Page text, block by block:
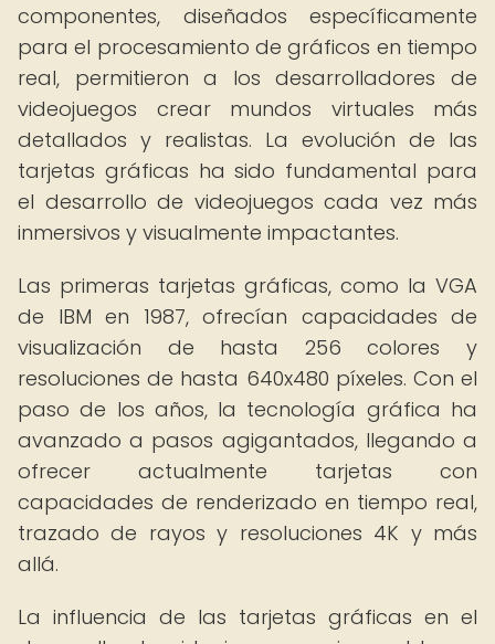
componentes, diseñados específicamente
para el procesamiento de gráficos en tiempo
real, permitieron a los desarrolladores de
videojuegos crear mundos virtuales más
detallados y realistas. La evolución de las
tarjetas gráficas ha sido fundamental para
el desarrollo de videojuegos cada vez más
inmersivos y visualmente impactantes.
Las primeras tarjetas gráficas, como la VGA
de IBM en 1987, ofrecían capacidades de
visualización de hasta 256 colores y
resoluciones de hasta 640x480 píxeles. Con el
paso de los años, la tecnología gráfica ha
avanzado a pasos agigantados, llegando a
ofrecer actualmente tarjetas con
capacidades de renderizado en tiempo real,
trazado de rayos y resoluciones 4K y más
allá.
La influencia de las tarjetas gráficas en el